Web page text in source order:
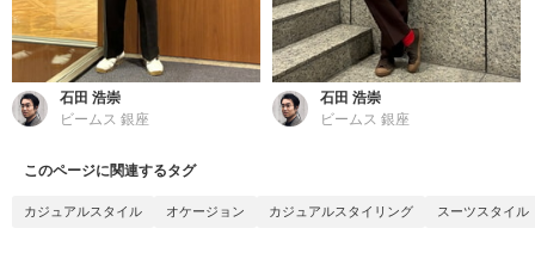
石田 浩崇
ビームス 銀座
石田 浩崇
ビームス 銀座
このページに関連するタグ
カジュアルスタイル オケージョン カジュアルスタイリング スーツスタイル